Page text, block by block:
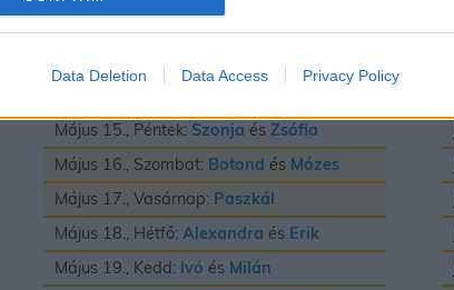
Data Deletion Data Access Privacy Policy
Május 15., Péntek: Szonja és Zsófia
Május 16., Szombat: Botond és Mózes
Május 17., Vasárnap: Paszkál
Május 18., Hétfő: Alexandra és Erik
Május 19., Kedd: Ivó és Milán